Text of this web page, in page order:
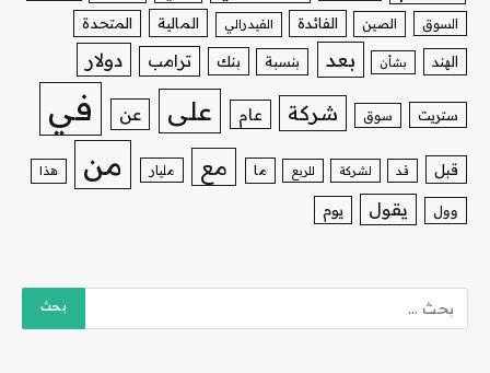
السوق الصين الفائدة الفيدرالي المالية المتحدة
الهند بشأن بعد بنسبة بنك ترامب دولار
ستريت سوق شركة عام على عن في
قبل قد لشركة للربع ما مع مليار من هذا
وول يقول يوم